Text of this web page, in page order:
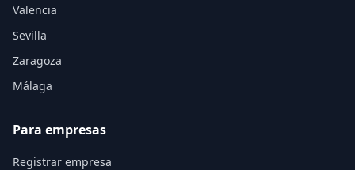
Valencia
Sevilla
Zaragoza
Málaga
Para empresas
Registrar empresa